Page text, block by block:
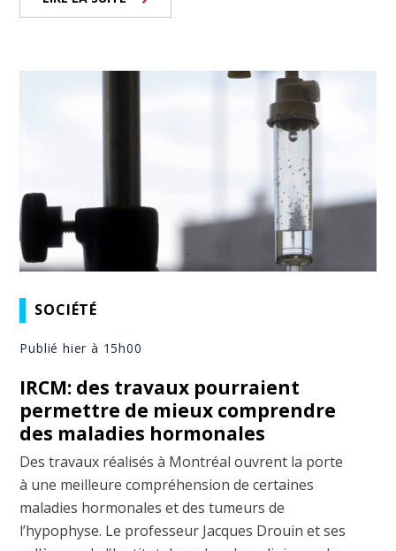
SOCIÉTÉ
Publié hier à 15h00
IRCM: des travaux pourraient
permettre de mieux comprendre
des maladies hormonales
Des travaux réalisés à Montréal ouvrent la porte
à une meilleure compréhension de certaines
maladies hormonales et des tumeurs de
l’hypophyse. Le professeur Jacques Drouin et ses